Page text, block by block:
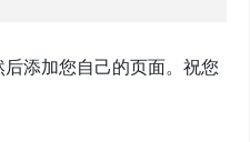
后添加您自己的页面。祝您